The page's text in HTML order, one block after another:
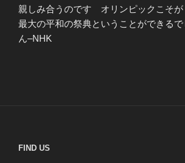
親しみ合うのです オリンピックこそ
最大の平和の祭典ということができる
ん–NHK
FIND US